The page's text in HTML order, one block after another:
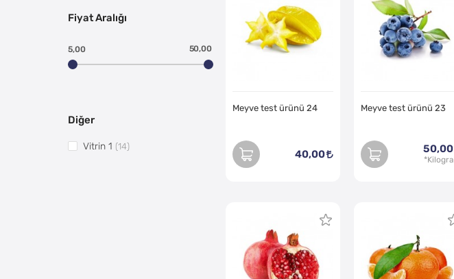
Meyve test ürünü 24
40,00
Meyve test ürünü 23
50,00
Fiyat Aralığı
5,00 50,00
Diğer
Vitrin 1 (14)